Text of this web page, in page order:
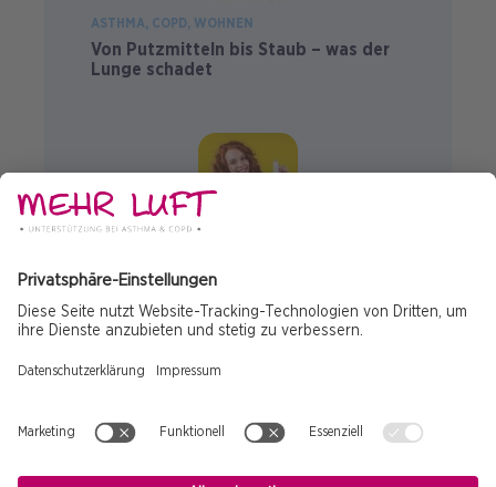
ASTHMA COPD WOHNEN
Von Putzmitteln bis Staub – was der
Lunge schadet
COPD kurz erklärt
Fußzeile
Impressum
Datenschutz